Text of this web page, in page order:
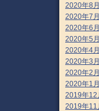
2020年8月
2020年7月
2020年6月
2020年5月
2020年4月
2020年3月
2020年2月
2020年1月
2019年12
2019年11